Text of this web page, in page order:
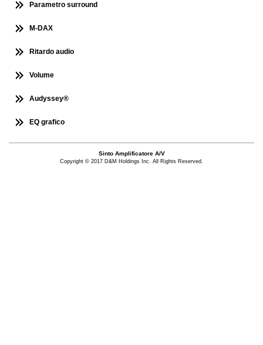
Parametro surround
M-DAX
Ritardo audio
Volume
Audyssey®
EQ grafico
Sinto Amplificatore A/V
Copyright © 2017 D&M Holdings Inc. All Rights Reserved.